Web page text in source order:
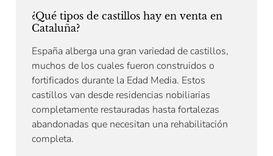
¿Qué tipos de castillos hay en venta en
Cataluña?
España alberga una gran variedad de castillos,
muchos de los cuales fueron construidos o
fortificados durante la Edad Media. Estos
castillos van desde residencias nobiliarias
completamente restauradas hasta fortalezas
abandonadas que necesitan una rehabilitación
completa.